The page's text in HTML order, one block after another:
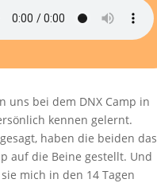
uns bei dem DNX Camp in
kennen gelernt.
haben die beiden das
auf die Beine gestellt. Und
mich in den 14 Tagen